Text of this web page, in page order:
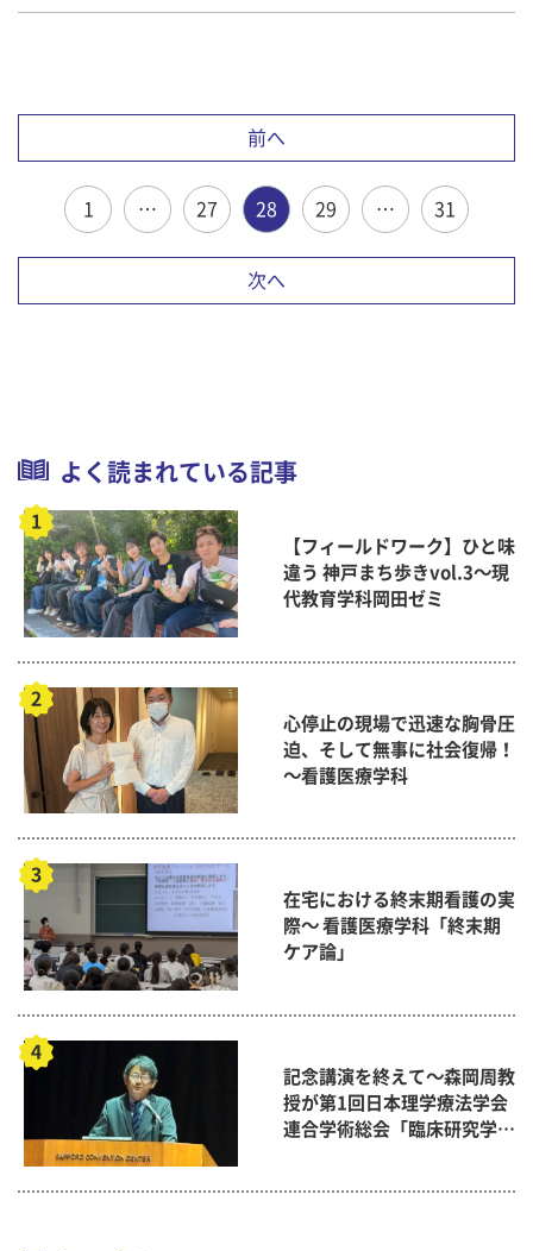
前へ
1 … 27 28 29 … 31
次へ
よく読まれている記事
【フィールドワーク】ひと味
違う 神戸まち歩きvol.3～現
代教育学科岡田ゼミ
心停止の現場で迅速な胸骨圧
迫、そして無事に社会復帰！
～看護医療学科
在宅における終末期看護の実
際～ 看護医療学科「終末期
ケア論」
記念講演を終えて～森岡周教
授が第1回日本理学療法学会
連合学術総会「臨床研究学術